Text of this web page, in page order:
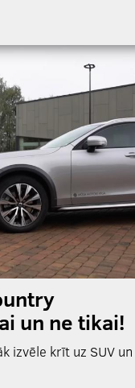
un ne tikai!
izvēle krīt uz SUV un